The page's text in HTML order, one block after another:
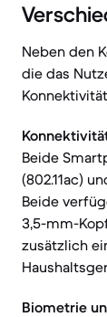
Neben den
die das
Beide
(802.11ac)
Beide
3,5-mm-
zusätzlich
Biometrie